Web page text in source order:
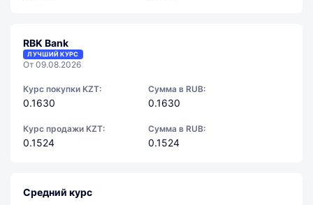
RBK Bank
ЛУЧШИЙ КУРС
От 09.08.2026
Курс покупки KZT:
0.1630
Сумма в RUB:
0.1630
Курс продажи KZT:
0.1524
Сумма в RUB:
0.1524
Средний курс